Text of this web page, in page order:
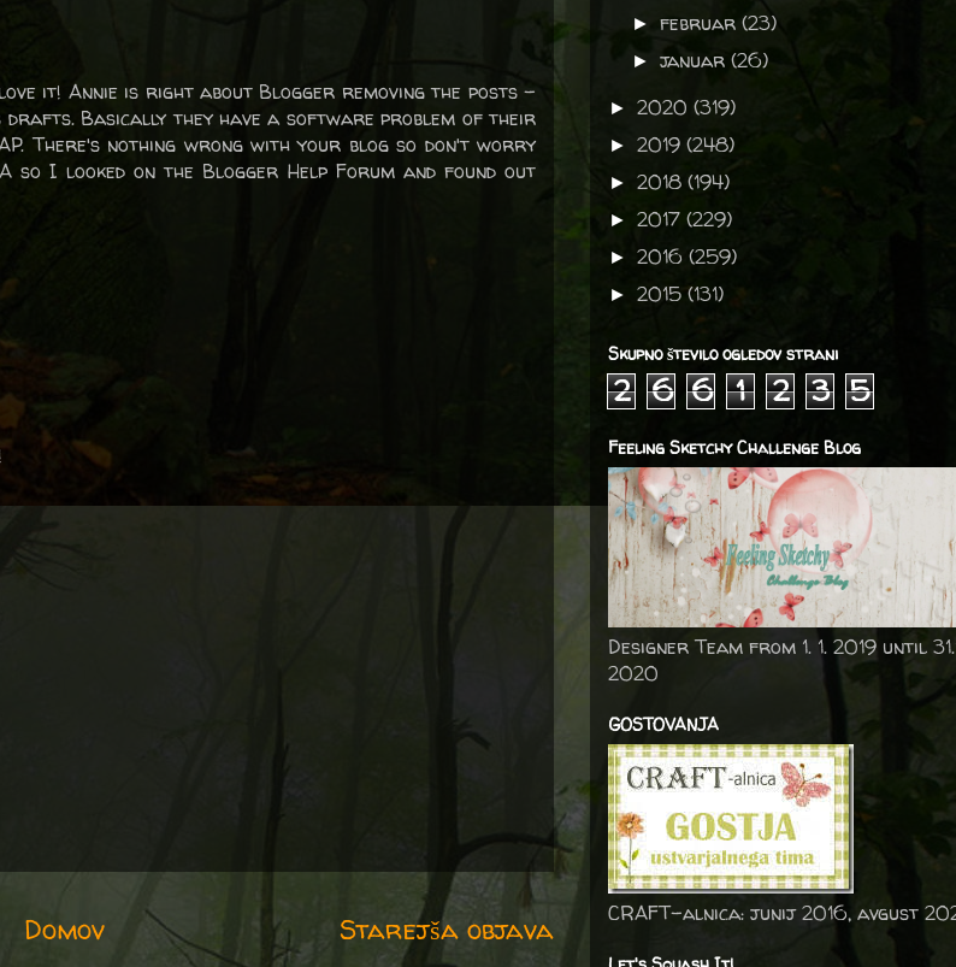
it! Annie is right about Blogger removing the posts -
drafts. Basically they have a software problem of their
There's nothing wrong with your blog so don't worry
I looked on the Blogger Help Forum and found out
Starejša objava
Domov
►februar(23)
►januar(26)
► 2020 (319)
► 2019 (248)
► 2018 (194)
► 2017 (229)
► 2016 (259)
► 2015 (131)
Skupno število ogledov strani
2 6 6 1 2 3 5
Feeling Sketchy Challenge Blog
Designer Team from 1. 1. 2019 until
2020
GOSTOVANJA
CRAFT-alnica: junij 2016, avgust